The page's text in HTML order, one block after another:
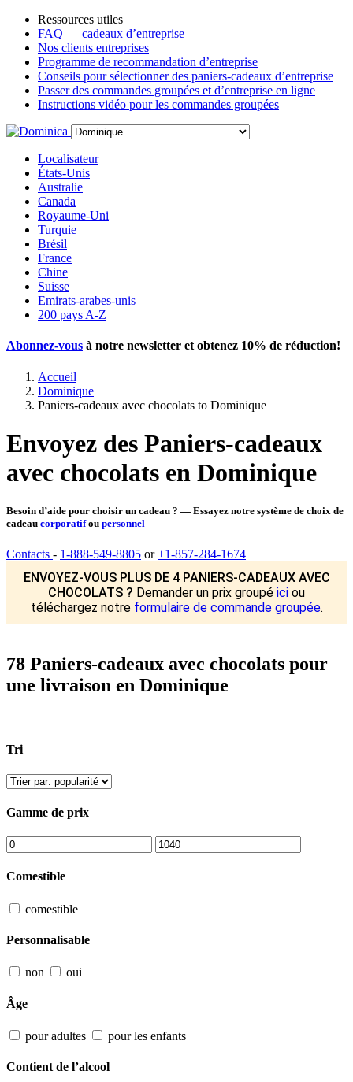
Ressources utiles
FAQ — cadeaux d’entreprise
Nos clients entreprises
Programme de recommandation d’entreprise
Conseils pour sélectionner des paniers-cadeaux d’entreprise
Passer des commandes groupées et d’entreprise en ligne
Instructions vidéo pour les commandes groupées
Localisateur
États-Unis
Australie
Canada
Royaume-Uni
Turquie
Brésil
France
Chine
Suisse
Emirats-arabes-unis
200 pays A-Z
Abonnez-vous à notre newsletter et obtenez 10% de réduction!
Accueil
Dominique
Paniers-cadeaux avec chocolats to Dominique
Envoyez des Paniers-cadeaux
avec chocolats en Dominique
Besoin d’aide pour choisir un cadeau ? — Essayez notre système de choix de
cadeau corporatifou personnel
Contacts - 1-888-549-8805 or+1-857-284-1674
ENVOYEZ-VOUS PLUS DE 4 PANIERS-CADEAUX AVEC
CHOCOLATS ? Demander un prix groupé ici ou
téléchargez notre formulaire de commande groupée.
78 Paniers-cadeaux avec chocolats pour
une livraison en Dominique
Tri
Gamme de prix
Comestible
comestible
Personnalisable
non oui
Âge
pour adultes pour les enfants
Contient de l’alcool